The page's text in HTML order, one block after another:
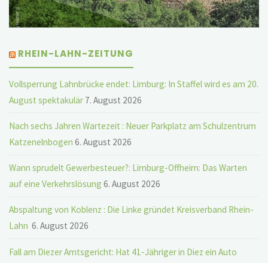
RHEIN-LAHN-ZEITUNG
Vollsperrung Lahnbrücke endet: Limburg: In Staffel wird es am 20.
August spektakulär 7. August 2026
Nach sechs Jahren Wartezeit : Neuer Parkplatz am Schulzentrum
Katzenelnbogen 6. August 2026
Wann sprudelt Gewerbesteuer?: Limburg-Offheim: Das Warten
auf eine Verkehrslösung 6. August 2026
Abspaltung von Koblenz : Die Linke gründet Kreisverband Rhein-
Lahn 6. August 2026
Fall am Diezer Amtsgericht: Hat 41-Jähriger in Diez ein Auto